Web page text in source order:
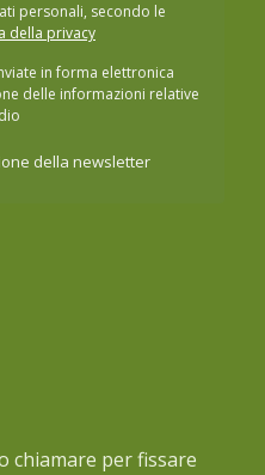
personali, secondo le
della privacy
in forma elettronica
delle informazioni relative
della newsletter
chiamare per fissare